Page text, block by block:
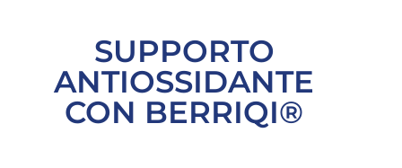
SUPPORTO
ANTIOSSIDANTE
CON BERRIQI®